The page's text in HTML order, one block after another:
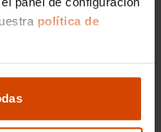
política de
MAN